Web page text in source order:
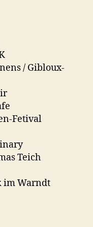
/ Gibloux-
Fetival
Teich
im Warndt